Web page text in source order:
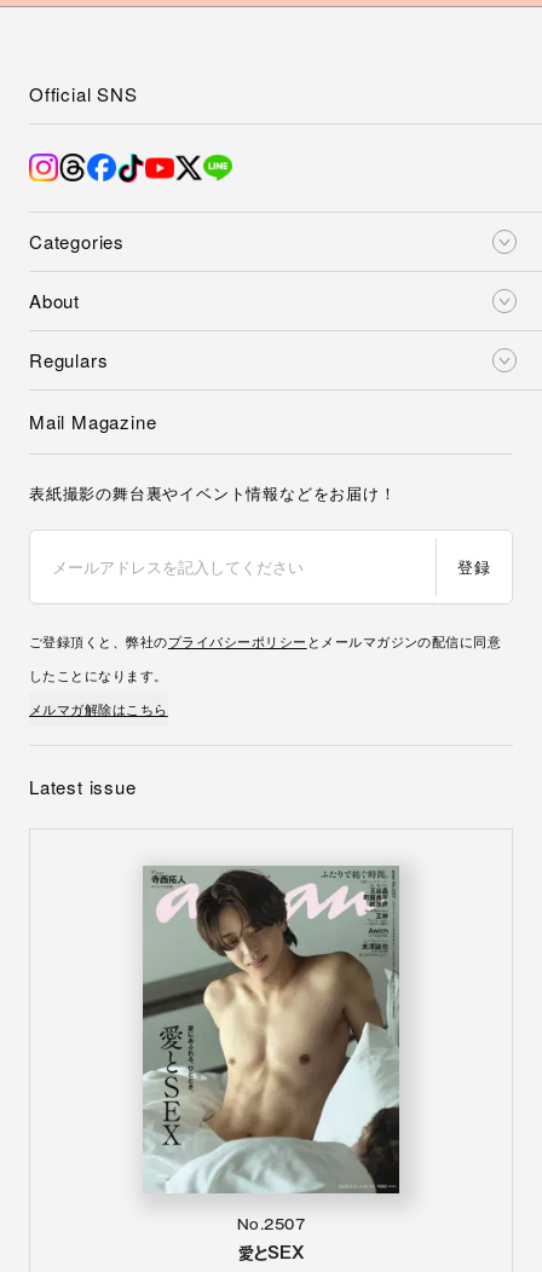
Categories
About
Regulars
Official SNS
Mail Magazine
表紙撮影の舞台裏やイベント情報などをお届け！
登録
ご登録頂くと、弊社のプライバシーポリシー とメールマガジンの配信に同意
したことになります。
メルマガ解除はこちら
Latest issue
No.2507
愛とSEX